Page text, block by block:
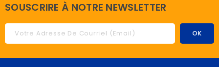
SOUSCRIRE À NOTRE NEWSLETTER